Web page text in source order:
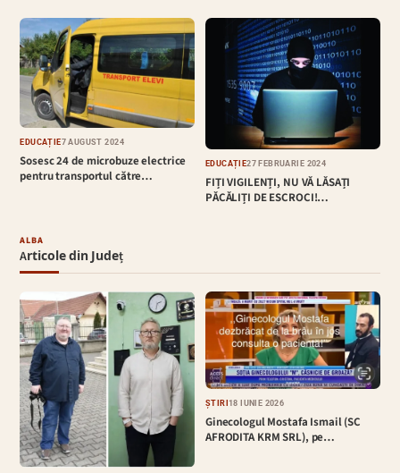
EDUCAȚIE7 AUGUST 2024
Sosesc 24 de microbuze electrice
pentru transportul către…
EDUCAȚIE27 FEBRUARIE 2024
FIȚI VIGILENȚI, NU VĂ LĂSAȚI
PĂCĂLIȚI DE ESCROCI!…
ALBA
Articole din Județ
ȘTIRI18 IUNIE 2026
Ginecologul Mostafa Ismail (SC
AFRODITA KRM SRL), pe…